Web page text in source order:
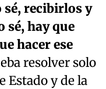
sé, recibirlos y
sé, hay que
hacer ese
resolver solo
Estado y de la